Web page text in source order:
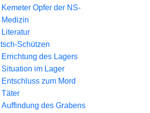
Kemeter Opfer der NS-
Medizin
Literatur
Schützen
Errichtung des Lagers
Situation im Lager
Entschluss zum Mord
Täter
Auffindung des Grabens